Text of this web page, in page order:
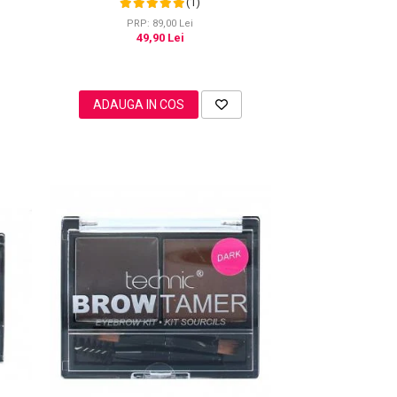
PRP: 89,00 Lei
49,90 Lei
ADAUGA IN COS